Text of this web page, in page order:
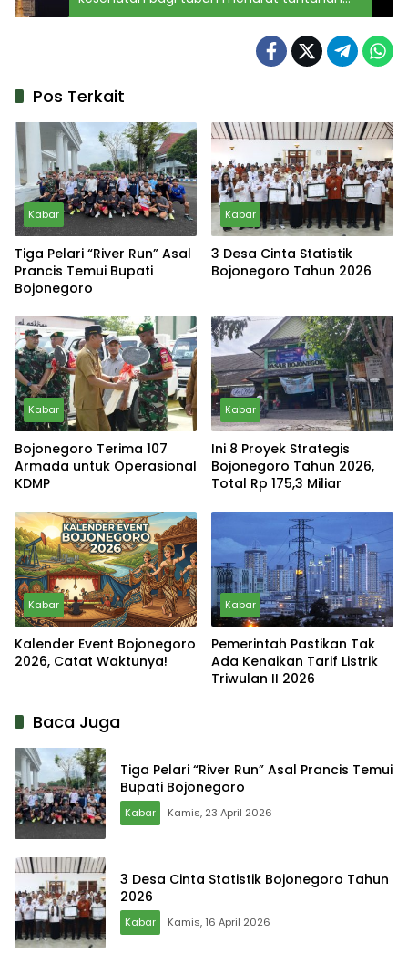
Islam
Pos Terkait
Kabar
Tiga Pelari “River Run” Asal
Prancis Temui Bupati
Bojonegoro
Kabar
3 Desa Cinta Statistik
Bojonegoro Tahun 2026
Kabar
Bojonegoro Terima 107
Armada untuk Operasional
KDMP
Kabar
Ini 8 Proyek Strategis
Bojonegoro Tahun 2026,
Total Rp 175,3 Miliar
Kabar
Kalender Event Bojonegoro
2026, Catat Waktunya!
Kabar
Pemerintah Pastikan Tak
Ada Kenaikan Tarif Listrik
Triwulan II 2026
Baca Juga
Tiga Pelari “River Run” Asal Prancis Temui
Bupati Bojonegoro
Kabar Kamis, 23 April 2026
3 Desa Cinta Statistik Bojonegoro Tahun
2026
Kabar Kamis, 16 April 2026